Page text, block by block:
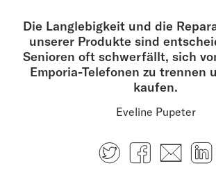
Die Langlebigkeit und die
unserer Produkte sind
Senioren oft schwer­fällt, sich
Emporia-Telefonen zu trennen
kaufen.
Eveline Pupeter
TwitterFacebook
E-mail